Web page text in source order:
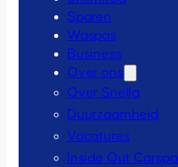
Sparen
Waspas
Business
Over ons
Over Snella
Duurzaamheid
Vacatures
Inside Out Carspa